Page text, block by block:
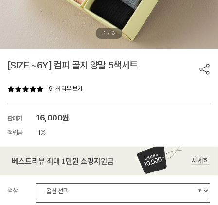
1 / 6
[SIZE ~6Y] 컴피 골지 양말 5색세트
91개 리뷰 보기
판매가 16,000원
적립금 1%
색상